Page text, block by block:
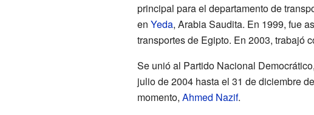
principal para el departamento de
en Yeda, Arabia Saudita. En 1999, fue
transportes de Egipto. En 2003, trabajó
Se unió al Partido Nacional
julio de 2004 hasta el 31 de diciembre
momento, Ahmed Nazif.